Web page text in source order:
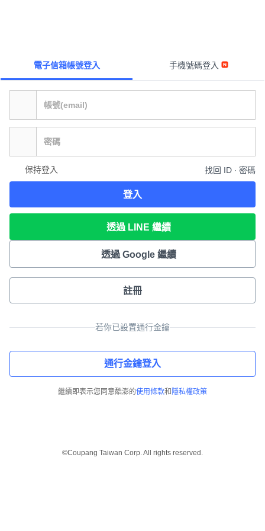
電子信箱帳號登入 手機號碼登入
保持登入 找回 ID ∙ 密碼
登入
透過 LINE 繼續
透過 Google 繼續
註冊
若你已設置通行金鑰
通行金鑰登入
繼續即表示您同意酷澎的使用條款和 隱私權政策
©Coupang Taiwan Corp. All rights reserved.